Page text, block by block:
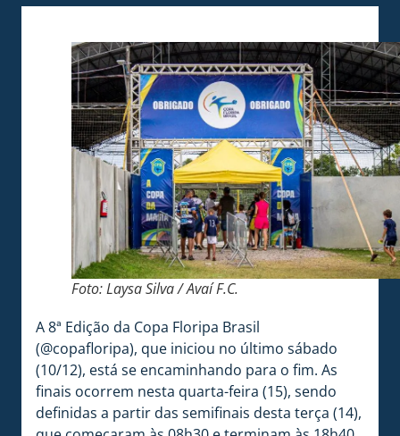
Foto: Laysa Silva / Avaí F.C.
A 8ª Edição da Copa Floripa Brasil
(@copafloripa), que iniciou no último sábado
(10/12), está se encaminhando para o fim. As
finais ocorrem nesta quarta-feira (15), sendo
definidas a partir das semifinais desta terça (14),